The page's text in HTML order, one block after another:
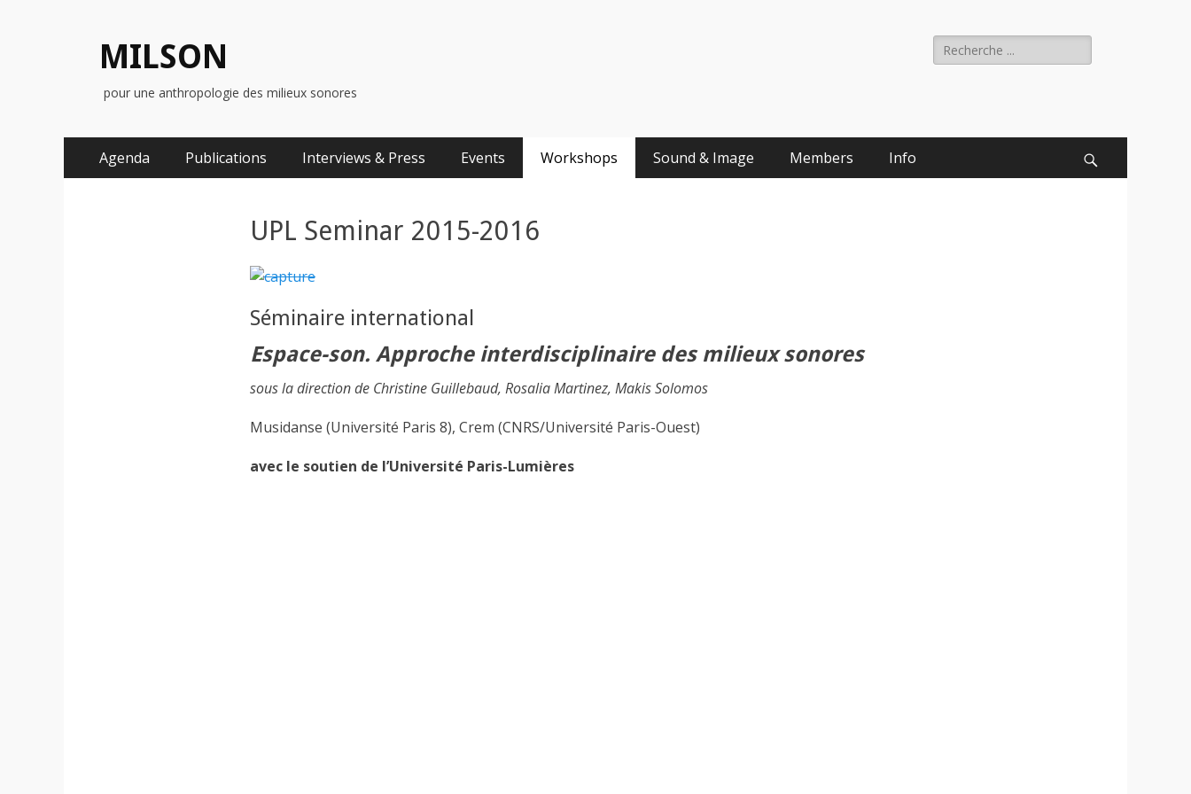
MILSON
pour une anthropologie des milieux sonores
Rechercher :
Menu
principal
Agenda Publications Interviews & Press Events Workshops Sound & Image Members Info
UPL Seminar 2015-2016
Séminaire international
Espace-son. Approche interdisciplinaire des milieux sonores
sous la direction de Christine Guillebaud, Rosalia Martinez, Makis Solomos
Musidanse (Université Paris 8), Crem (CNRS/Université Paris-Ouest)
avec le soutien de l’Université Paris-Lumières